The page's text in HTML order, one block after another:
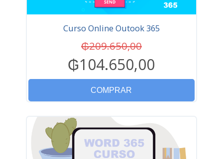
Curso Online Outook 365
₲209.650,00
₲104.650,00
COMPRAR